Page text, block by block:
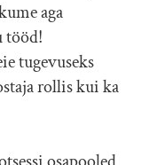
aga
tööd!
tugevuseks
rollis kui ka